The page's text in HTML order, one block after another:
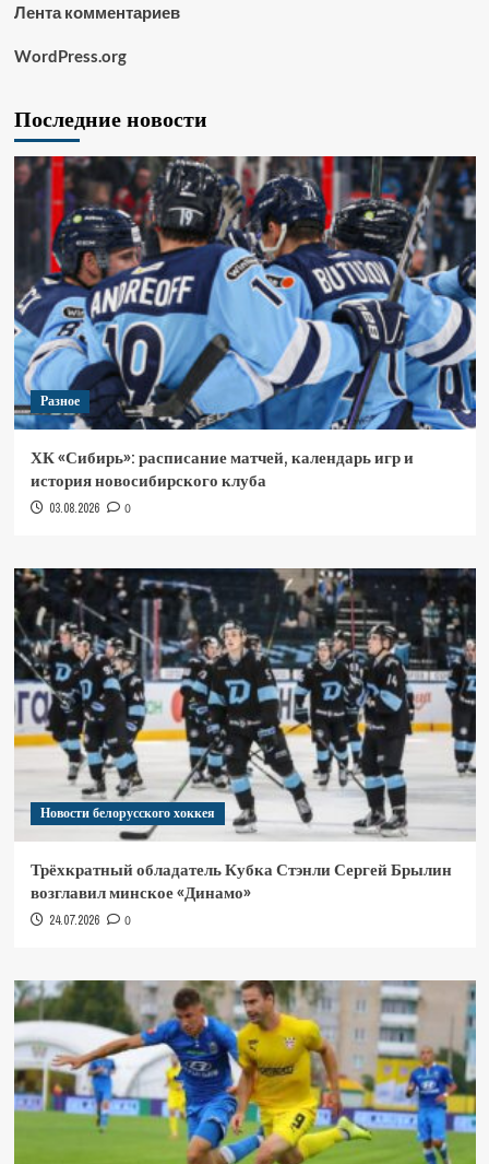
Лента комментариев
WordPress.org
Последние новости
Разное
ХК «Сибирь»: расписание матчей, календарь игр и
история новосибирского клуба
03.08.2026 0
Новости белорусского хоккея
Трёхкратный обладатель Кубка Стэнли Сергей Брылин
возглавил минское «Динамо»
24.07.2026 0